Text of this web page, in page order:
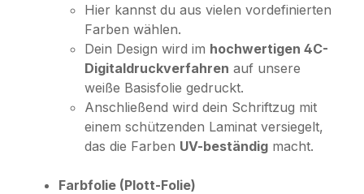
Hier kannst du aus vielen vordefinierten
Farben wählen.
Dein Design wird im hochwertigen 4C-
Digitaldruckverfahren auf unsere
weiße Basisfolie gedruckt.
Anschließend wird dein Schriftzug mit
einem schützenden Laminat versiegelt,
das die Farben UV-beständig macht.
Farbfolie (Plott-Folie)